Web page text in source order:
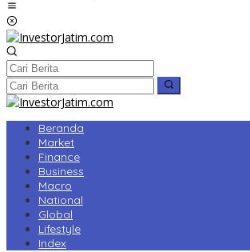
Beranda
Market
Finance
Business
Macro
National
Global
Lifestyle
Index